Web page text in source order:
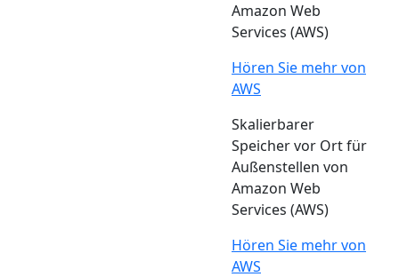
Amazon Web
Services (AWS)
Hören Sie mehr von
AWS
Skalierbarer
Speicher vor Ort für
Außenstellen von
Amazon Web
Services (AWS)
Hören Sie mehr von
AWS